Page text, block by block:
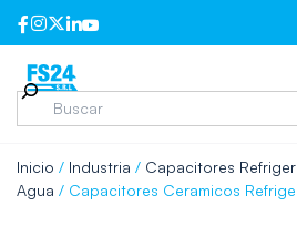
Inicio / Industria / Capacitores
Agua / Capacitores Ceramicos